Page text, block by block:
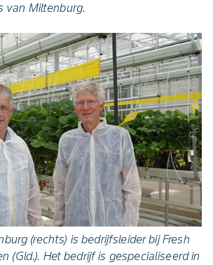
van Miltenburg.
(rechts) is bedrijfsleider bij Fresh
(Gld.). Het bedrijf is gespecialiseerd in